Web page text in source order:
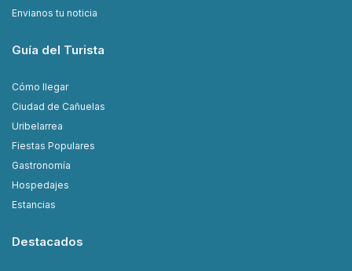
Envianos tu noticia
Guía del Turista
Cómo llegar
Ciudad de Cañuelas
Uribelarrea
Fiestas Populares
Gastronomía
Hospedajes
Estancias
Destacados